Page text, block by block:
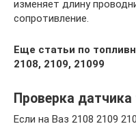
изменяет длину
сопротивление.
Еще статьи по
2108, 2109, 21099
Проверка
Если на Ваз 2108 2109